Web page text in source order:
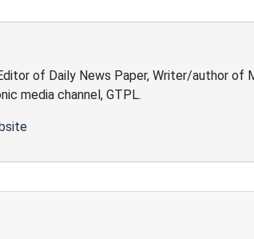
of Daily News Paper, Writer/author of
media channel, GTPL.